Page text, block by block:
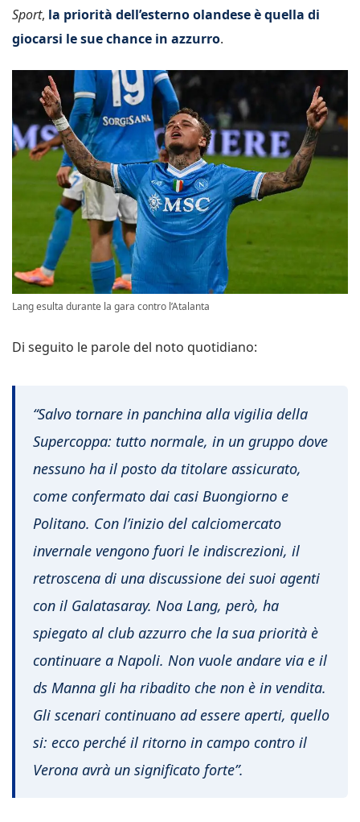
Sport, la priorità dell’esterno olandese è quella di
giocarsi le sue chance in azzurro.
Lang esulta durante la gara contro l’Atalanta
Di seguito le parole del noto quotidiano:
“Salvo tornare in panchina alla vigilia della
Supercoppa: tutto normale, in un gruppo dove
nessuno ha il posto da titolare assicurato,
come confermato dai casi Buongiorno e
Politano. Con l’inizio del calciomercato
invernale vengono fuori le indiscrezioni, il
retroscena di una discussione dei suoi agenti
con il Galatasaray. Noa Lang, però, ha
spiegato al club azzurro che la sua priorità è
continuare a Napoli. Non vuole andare via e il
ds Manna gli ha ribadito che non è in vendita.
Gli scenari continuano ad essere aperti, quello
si: ecco perché il ritorno in campo contro il
Verona avrà un significato forte”.